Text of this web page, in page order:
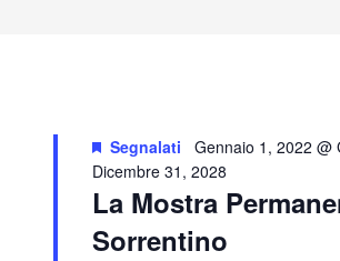
La Mostra
Sorrentino
Segnalati
Gennaio 1, 2022 @
Dicembre 31, 2028